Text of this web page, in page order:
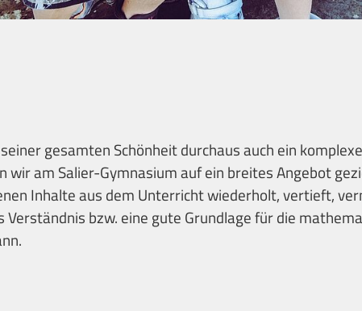
gesamten Schönheit durchaus auch ein
wir am Salier-Gymnasium auf ein breites Angebot
Inhalte aus dem Unterricht wiederholt, vertieft,
Verständnis bzw. eine gute Grundlage für die